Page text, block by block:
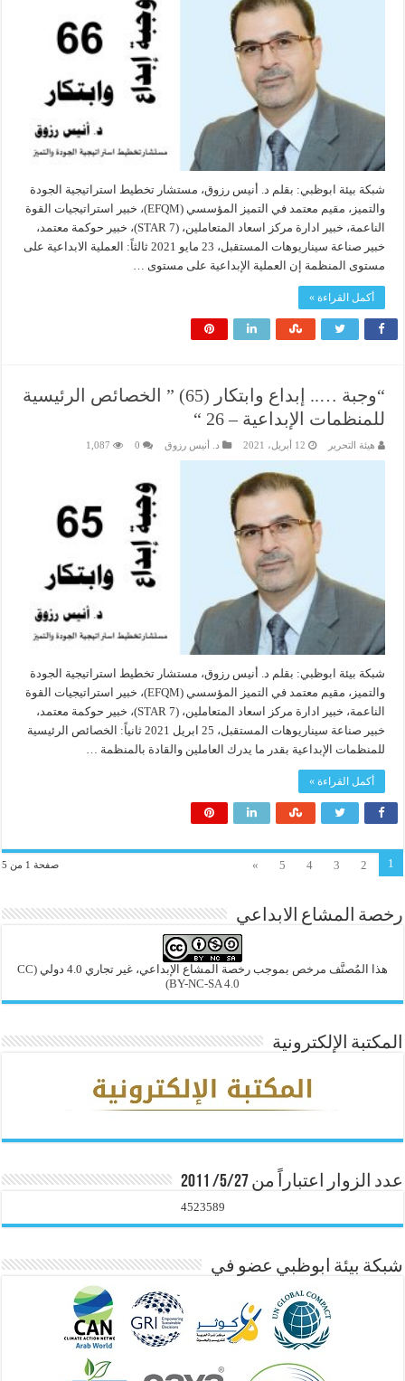
شبكة بيئة ابوظبي: بقلم د. أنيس رزوق، مستشار تخطيط استراتيجية الجودة
والتميز، مقيم معتمد في التميز المؤسسي (EFQM)، خبير استراتيجيات القوة
الناعمة، خبير ادارة مركز اسعاد المتعاملين، (7 STAR)، خبير حوكمة معتمد،
خبير صناعة سيناريوهات المستقبل، 23 مايو 2021 ثالثاً: العملية الابداعية على
مستوى المنظمة إن العملية الإبداعية على مستوى …
أكمل القراءة »
“وجبة ….. إبداع وابتكار (65) ” الخصائص الرئيسية
للمنظمات الإبداعية – 26 “
هيئة التحرير 12 أبريل، 2021 د. أنيس رزوق 0
1,087
شبكة بيئة ابوظبي: بقلم د. أنيس رزوق، مستشار تخطيط استراتيجية الجودة
والتميز، مقيم معتمد في التميز المؤسسي (EFQM)، خبير استراتيجيات القوة
الناعمة، خبير ادارة مركز اسعاد المتعاملين، (7 STAR)، خبير حوكمة معتمد،
خبير صناعة سيناريوهات المستقبل، 25 ابريل 2021 ثانياً: الخصائص الرئيسية
للمنظمات الإبداعية بقدر ما يدرك العاملين والقادة بالمنظمة …
أكمل القراءة »
صفحة 1 من 5 1
2
3
4
5
»
رخصة المشاع الابداعي
هذا المُصنَّف مرخص بموجب رخصة المشاع الإبداعي، غير تجاري 4.0 دولي
(CC
BY-NC-SA 4.0)
المكتبة الإلكترونية
عدد الزوار اعتباراً من 5/27/ 2011
4523589
شبكة بيئة ابوظبي عضو في